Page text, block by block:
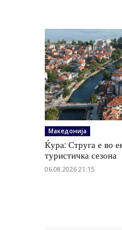
Македонија
Ќура: Струга е во
туристичка сезона
06.08.2026 21:15